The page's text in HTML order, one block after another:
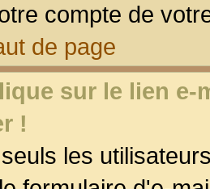
compte de
de page
sur le lien
!
les